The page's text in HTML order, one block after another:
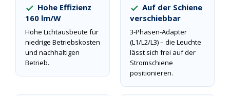
Hohe Effizienz
160 lm/W
Hohe Lichtausbeute für
niedrige Betriebskosten
und nachhaltigen
Betrieb.
Auf der Schiene
verschiebbar
3-Phasen-Adapter
(L1/L2/L3) – die Leuchte
lässt sich frei auf der
Stromschiene
positionieren.